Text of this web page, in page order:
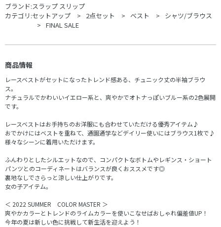
ブランド:スラップ スリップ
カテゴリ:セットアップ 2点セット ベスト
シャツ/ブラウス
FINAL SALE
商品情報
レースベストがセットになったトレンド感ある、チュニック丈の半袖ブラウ
ス。
ナチュラルでかわいいイエロー系と、爽やかでオトナっぽいブルー系の2色展開
です。
レースベストはお手持ちのお洋服にも合わせていただける優秀アイテム♪
おでかけにはベストを重ねて、通園通学などデイリー使いにはブラウス1枚で♪
様々なシーンに着用いただけます。
ふんわりとしたシルエットなので、コンパクトなボトムやレギンス・ショート
パンツとのコーディネートはバランスが良くおススメです◎
裏地なしでさらっと涼しい仕上がりです。
女の子アイテム。
＜ 2022 SUMMER COLOR MASTER ＞
爽やかカラーとトレンドのライムカラーを使いこなせばおしゃれ偏差値UP！
今年の夏は新しい色に挑戦して新生活を迎えよう！